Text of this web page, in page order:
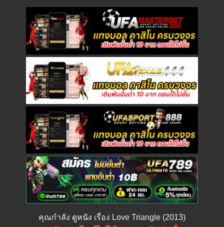
คุณกำลัง ดูหนัง เรื่อง Love Triangle (2013)